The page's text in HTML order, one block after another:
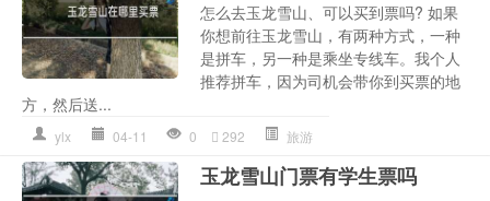
怎么去玉龙雪山、可以买到票吗? 如果
你想前往玉龙雪山，有两种方式，一种
是拼车，另一种是乘坐专线车。我个人
推荐拼车，因为司机会带你到买票的地
方，然后送...
ylx 04-11 0 292 旅游
玉龙雪山门票有学生票吗